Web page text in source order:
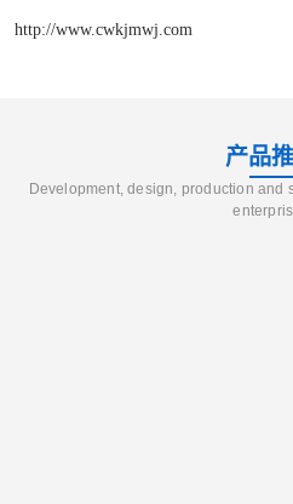
http://www.cwkjmwj.com
产品
Development, design, production and